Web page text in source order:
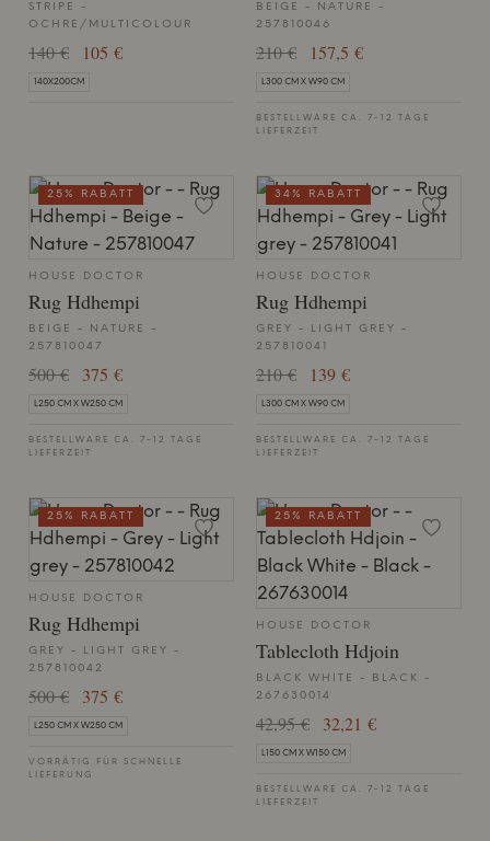
STRIPE -
OCHRE/MULTICOLOUR
140 € 105 €
140X200CM
BEIGE - NATURE -
257810046
210 € 157,5 €
L300 CM X W90 CM
BESTELLWARE CA. 7-12 TAGE
LIEFERZEIT
HOUSE DOCTOR
Rug Hdhempi
BEIGE - NATURE -
257810047
500 € 375 €
L250 CM X W250 CM
BESTELLWARE CA. 7-12 TAGE
LIEFERZEIT
25% RABATT
HOUSE DOCTOR
Rug Hdhempi
GREY - LIGHT GREY -
257810041
210 € 139 €
L300 CM X W90 CM
BESTELLWARE CA. 7-12 TAGE
LIEFERZEIT
34% RABATT
HOUSE DOCTOR
Rug Hdhempi
GREY - LIGHT GREY -
257810042
500 € 375 €
L250 CM X W250 CM
VORRÄTIG FÜR SCHNELLE
LIEFERUNG
25% RABATT
HOUSE DOCTOR
Tablecloth Hdjoin
BLACK WHITE - BLACK -
267630014
42,95 € 32,21 €
L150 CM X W150 CM
BESTELLWARE CA. 7-12 TAGE
LIEFERZEIT
25% RABATT